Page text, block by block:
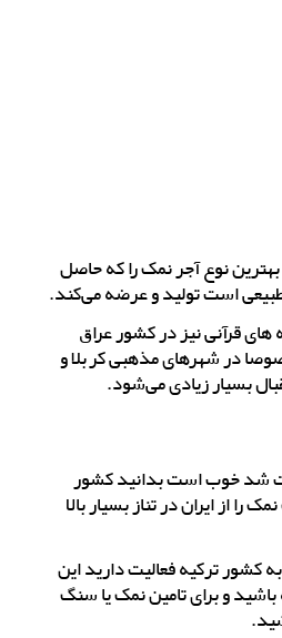
نوع آجر نمک را که حاصل
است تولید و عرضه می‌کند.
قرآنی نیز در کشور عراق
در شهرهای مذهبی کربلا و
بسیار زیادی می‌شود.
شد خوب است بدانید کشور
از ایران در تناز بسیار بالا
کشور ترکیه فعالیت دارید این
و برای تامین نمک یا سنگ